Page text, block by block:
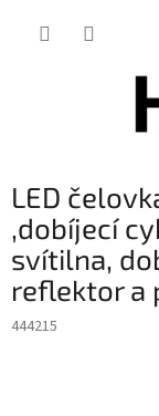
LED
,dobíjecí
svítilna,
reflektor a
444215